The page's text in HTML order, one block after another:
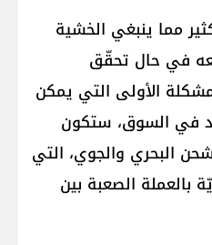
مما ينبغي الخشية
في حال تحقّق
الأولى التي يمكن
في السوق، ستكون
البحري والجوي، التي
بالعملة الصعبة بين